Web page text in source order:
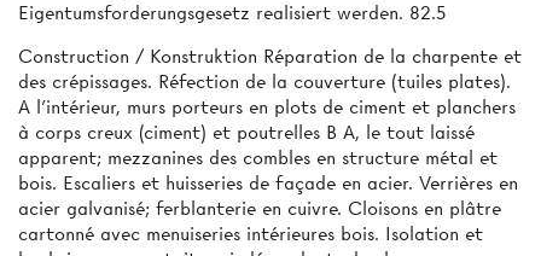
Eigentumsforderungsgesetz realisiert werden. 82.5
Construction / Konstruktion Réparation de la charpente et
des crépissages. Réfection de la couverture (tuiles plates).
A l'intérieur, murs porteurs en plots de ciment et planchers
à corps creux (ciment) et poutrelles B A, le tout laissé
apparent; mezzanines des combles en structure métal et
bois. Escaliers et huisseries de façade en acier. Verrières en
acier galvanisé; ferblanterie en cuivre. Cloisons en plâtre
cartonné avec menuiseries intérieures bois. Isolation et